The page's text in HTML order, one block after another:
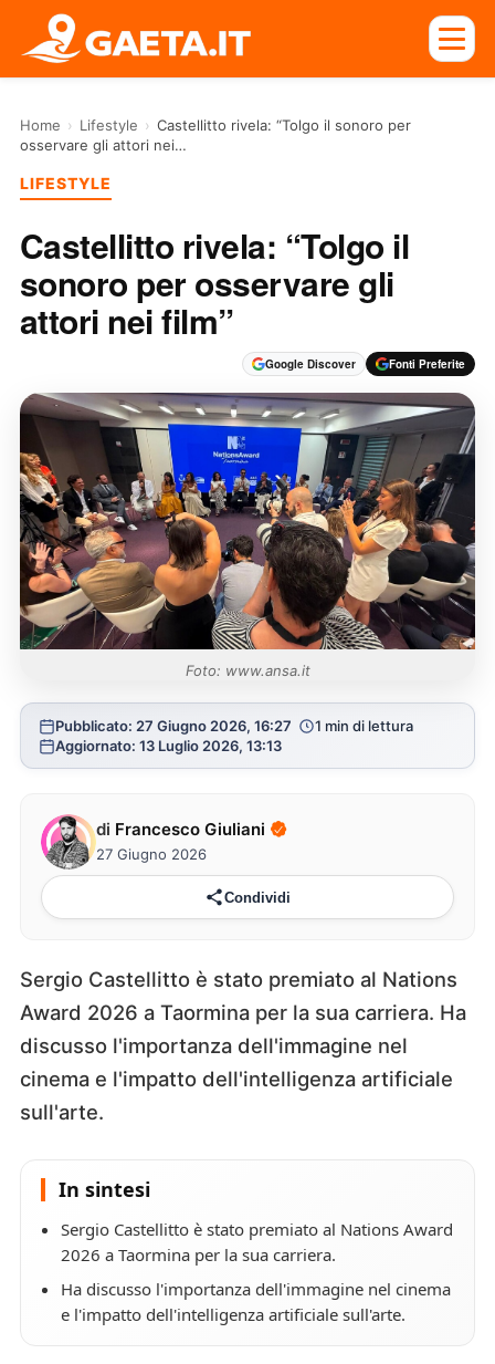
Home › Lifestyle › Castellitto rivela: “Tolgo il sonoro per
osservare gli attori nei…
LIFESTYLE
Castellitto rivela: “Tolgo il
sonoro per osservare gli
attori nei film”
Google Discover Fonti Preferite
Foto: www.ansa.it
Pubblicato: 27 Giugno 2026, 16:27
1 min di lettura
Aggiornato: 13 Luglio 2026, 13:13
di Francesco Giuliani
27 Giugno 2026
Condividi
Sergio Castellitto è stato premiato al Nations
Award 2026 a Taormina per la sua carriera. Ha
discusso l'importanza dell'immagine nel
cinema e l'impatto dell'intelligenza artificiale
sull'arte.
In sintesi
Sergio Castellitto è stato premiato al Nations Award
2026 a Taormina per la sua carriera.
Ha discusso l'importanza dell'immagine nel cinema
e l'impatto dell'intelligenza artificiale sull'arte.